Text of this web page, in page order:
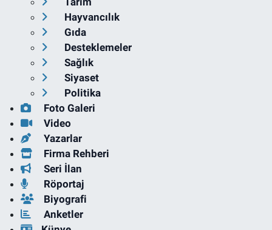
Hayvancılık
Gıda
Desteklemeler
Sağlık
Siyaset
Politika
Foto Galeri
Video
Yazarlar
Firma Rehberi
Seri İlan
Röportaj
Biyografi
Anketler